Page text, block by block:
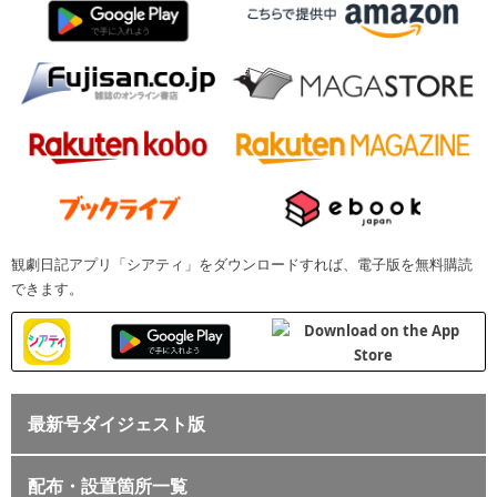
観劇日記アプリ「シアティ」をダウンロードすれば、電子版を無料購読
できます。
最新号ダイジェスト版
配布・設置箇所一覧